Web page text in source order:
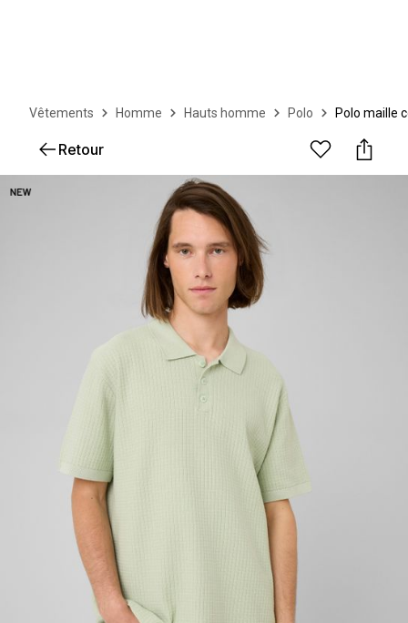
Vêtements Homme Hauts homme Polo Polo maille
Retour